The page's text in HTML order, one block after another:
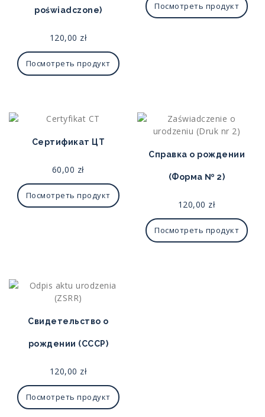
poświadczone)
120,00 zł
Посмотреть продукт
Посмотреть продукт
Сертификат ЦТ
60,00 zł
Посмотреть продукт
Справка о рождении
(Форма № 2)
120,00 zł
Посмотреть продукт
Свидетельство о
рождении (СССР)
120,00 zł
Посмотреть продукт